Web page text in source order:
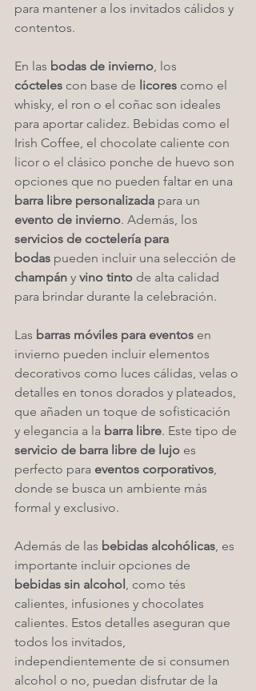
para mantener a los invitados cálidos y
contentos.
En las bodas de invierno, los
cócteles con base de licores como el
whisky, el ron o el coñac son ideales
para aportar calidez. Bebidas como el
Irish Coffee, el chocolate caliente con
licor o el clásico ponche de huevo son
opciones que no pueden faltar en una
barra libre personalizada para un
evento de invierno. Además, los
servicios de coctelería para
bodas pueden incluir una selección de
champán y vino tinto de alta calidad
para brindar durante la celebración.
Las barras móviles para eventos en
invierno pueden incluir elementos
decorativos como luces cálidas, velas o
detalles en tonos dorados y plateados,
que añaden un toque de sofisticación
y elegancia a la barra libre. Este tipo de
servicio de barra libre de lujo es
perfecto para eventos corporativos,
donde se busca un ambiente más
formal y exclusivo.
Además de las bebidas alcohólicas, es
importante incluir opciones de
bebidas sin alcohol, como tés
calientes, infusiones y chocolates
calientes. Estos detalles aseguran que
todos los invitados,
independientemente de si consumen
alcohol o no, puedan disfrutar de la